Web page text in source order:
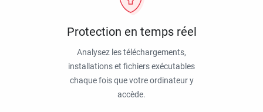
Protection en temps réel
Analysez les téléchargements,
installations et fichiers exécutables
chaque fois que votre ordinateur y
accède.